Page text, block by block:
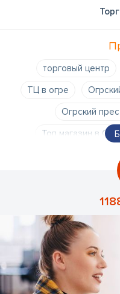
торговый центр
ТЦ в огре
Огрский
Топ магазин в
цветочный магазин
зоомагазин
омнива
посылочный автомат